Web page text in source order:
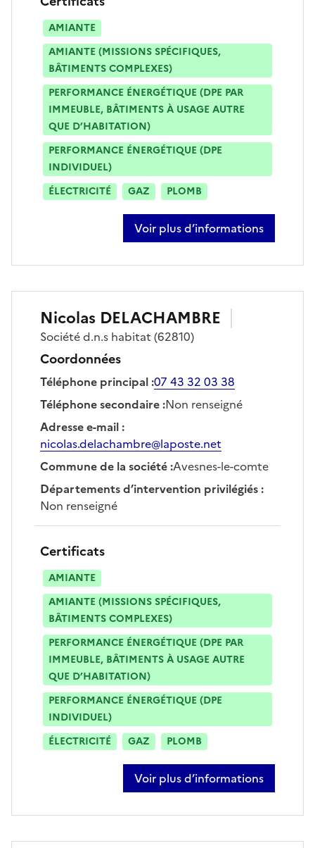
AMIANTE
AMIANTE (MISSIONS SPÉCIFIQUES,
BÂTIMENTS COMPLEXES)
PERFORMANCE ÉNERGÉTIQUE (DPE PAR
IMMEUBLE, BÂTIMENTS À USAGE AUTRE
QUE D’HABITATION)
PERFORMANCE ÉNERGÉTIQUE (DPE
INDIVIDUEL)
ÉLECTRICITÉ
GAZ PLOMB
Voir plus d’informations
sur johann cucheval
Nicolas DELACHAMBRE
Sociétéd.n.s habitat (62810)
Coordonnées
Téléphone principal:07 43 32 03 38
Téléphone secondaire:Non renseigné
Adresse e-mail:
nicolas.delachambre@laposte.net
Commune de la société:Avesnes-le-comte
Départements d’intervention privilégiés:
Non renseigné
Certificats
AMIANTE
AMIANTE (MISSIONS SPÉCIFIQUES,
BÂTIMENTS COMPLEXES)
PERFORMANCE ÉNERGÉTIQUE (DPE PAR
IMMEUBLE, BÂTIMENTS À USAGE AUTRE
QUE D’HABITATION)
PERFORMANCE ÉNERGÉTIQUE (DPE
INDIVIDUEL)
ÉLECTRICITÉ
GAZ PLOMB
Voir plus d’informations
sur nicolas delachambre